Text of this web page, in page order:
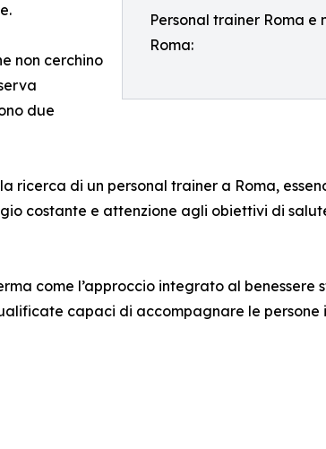
Personal trainer Roma e
Roma:
non cerchino
due
ricerca di un personal trainer a Roma,
costante e attenzione agli obiettivi di
come l’approccio integrato al benessere
capaci di accompagnare le persone